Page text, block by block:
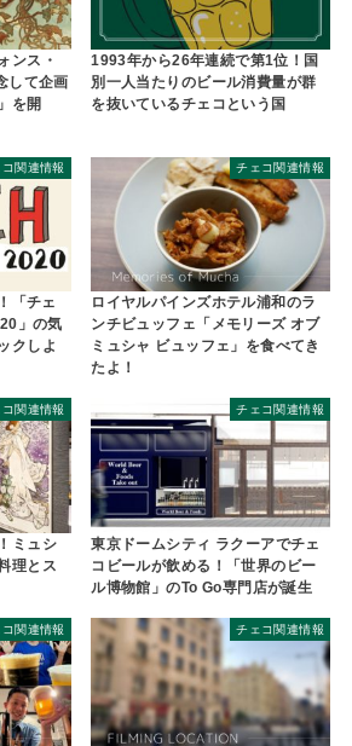
ンス・
して企画
を開
1993年から26年連続で第1位！国
別一人当たりのビール消費量が群
を抜いているチェコという国
関連情報
「チェ
」の気
クしよ
チェコ関連情報
ロイヤルパインズホテル浦和のラ
ンチビュッフェ「メモリーズ オブ
ミュシャ ビュッフェ」を食べてき
たよ！
関連情報
ミュシ
理とス
チェコ関連情報
東京ドームシティ ラクーアでチェ
コビールが飲める！「世界のビー
ル博物館」のTo Go専門店が誕生
関連情報 チェコ関連情報